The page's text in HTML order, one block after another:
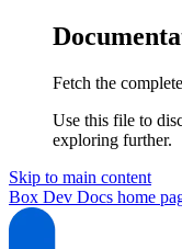
Fetch the
Use this file to
exploring further.
Skip to main content
Box Dev Docs home